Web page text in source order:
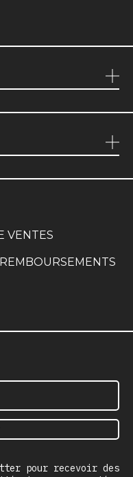
VENTES
pour recevoir des